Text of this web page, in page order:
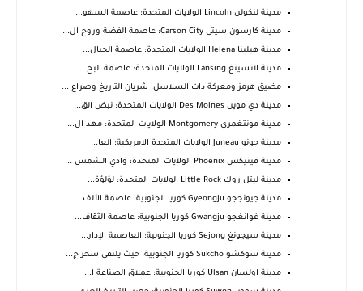
مدينة لنكولن Lincoln الولايات المتحدة: عاصمة السهو...
مدينة كارسون سيتي Carson City: عاصمة الفضة وروح ال...
مدينة هيلينا Helena الولايات المتحدة: عاصمة الجبال...
مدينة لانسينغ Lansing الولايات المتحدة: عاصمة البح...
مضيق هرمز ومعركة ذات السلاسل: شريان التاريخ وصراع ...
مدينة دي موين Des Moines الولايات المتحدة: نبض الق...
مدينة مونتغمري Montgomery الولايات المتحدة: مهد ال...
مدينة جونو Juneau الولايات المتحدة الامريكية: العا...
مدينة فينيكس Phoenix الولايات المتحدة: وادي الشمس ...
مدينة ليتل روك Little Rock الولايات المتحدة: لؤلؤة...
مدينة جيونججو Gyeongju كوريا الجنوبية: عاصمة الألف...
مدينة غوانغجو Gwangju كوريا الجنوبية: عاصمة الثقاف...
مدينة سيجونغ Sejong كوريا الجنوبية: العاصمة الإدار...
مدينة سوكشو Sukcho كوريا الجنوبية: حيث يلتقي سحر ج...
مدينة اولسان Ulsan كوريا الجنوبية: عملاق الصناعة ا...